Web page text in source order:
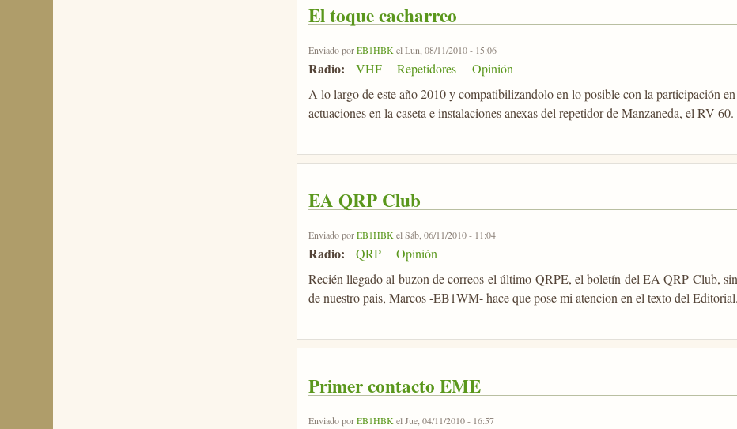
El toque cacharreo
Enviado porEB1HBK el Lun, 08/11/2010 - 15:06
Radio: VHF Repetidores
Opinión
A lo largo de este año 2010 y compatibilizandolo en lo posible con la participación
actuaciones en la caseta e instalaciones anexas del repetidor de Manzaneda, el RV-60.
EA QRP Club
Enviado porEB1HBKel Sáb, 06/11/2010 - 11:04
Radio: QRP
Opinión
Recién llegado al buzon de correos el último QRPE, el boletín del EA QRP Club,
de nuestro pais, Marcos -EB1WM- hace que pose mi atencion en el texto del Editorial.
Primer contacto EME
Enviado porEB1HBK el Jue, 04/11/2010 - 16:57